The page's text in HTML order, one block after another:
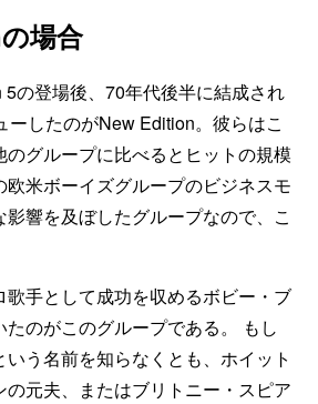
場合
の登場後、70年代後半に結成され
ーしたのがNew Edition。彼らはこ
グループに比べるとヒットの規模
欧米ボーイズグループのビジネスモ
響を及ぼしたグループなので、こ
歌手として成功を収めるボビー・ブ
のがこのグループである。 もし
う名前を知らなくとも、ホイット
の元夫、またはブリトニー・スピア